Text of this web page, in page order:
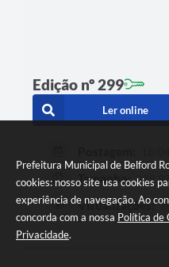
Prefeitura Municipal de Belford
cookies: nosso site usa cookies
experiência de navegação. Ao
concorda com a nossa Política de
Privacidade.
Edição nº 299
Ler online
Tamanho:
Visualizações: